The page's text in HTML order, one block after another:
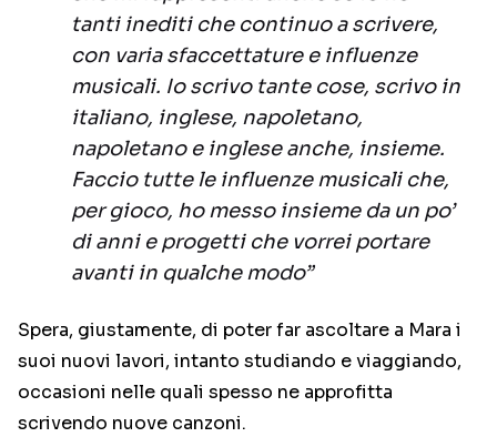
tanti inediti che continuo a scrivere,
con varia sfaccettature e influenze
musicali. Io scrivo tante cose, scrivo in
italiano, inglese, napoletano,
napoletano e inglese anche, insieme.
Faccio tutte le influenze musicali che,
per gioco, ho messo insieme da un po’
di anni e progetti che vorrei portare
avanti in qualche modo”
Spera, giustamente, di poter far ascoltare a Mara i
suoi nuovi lavori, intanto studiando e viaggiando,
occasioni nelle quali spesso ne approfitta
scrivendo nuove canzoni.